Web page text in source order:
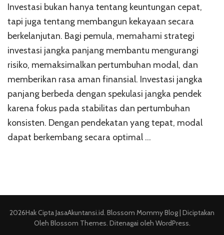
Investasi
Jangka
yang
Tepat
Pemula
Investasi bukan hanya tentang keuntungan cepat,
tapi juga tentang membangun kekayaan secara
berkelanjutan. Bagi pemula, memahami strategi
investasi jangka panjang membantu mengurangi
risiko, memaksimalkan pertumbuhan modal, dan
memberikan rasa aman finansial. Investasi jangka
panjang berbeda dengan spekulasi jangka pendek
karena fokus pada stabilitas dan pertumbuhan
konsisten. Dengan pendekatan yang tepat, modal
dapat berkembang secara optimal …
2026Hak CiptaJasaAkuntansi.id. Blossom Mommy Blog | Diciptakan
Oleh Blossom Themes. Ditenagai oleh WordPress.